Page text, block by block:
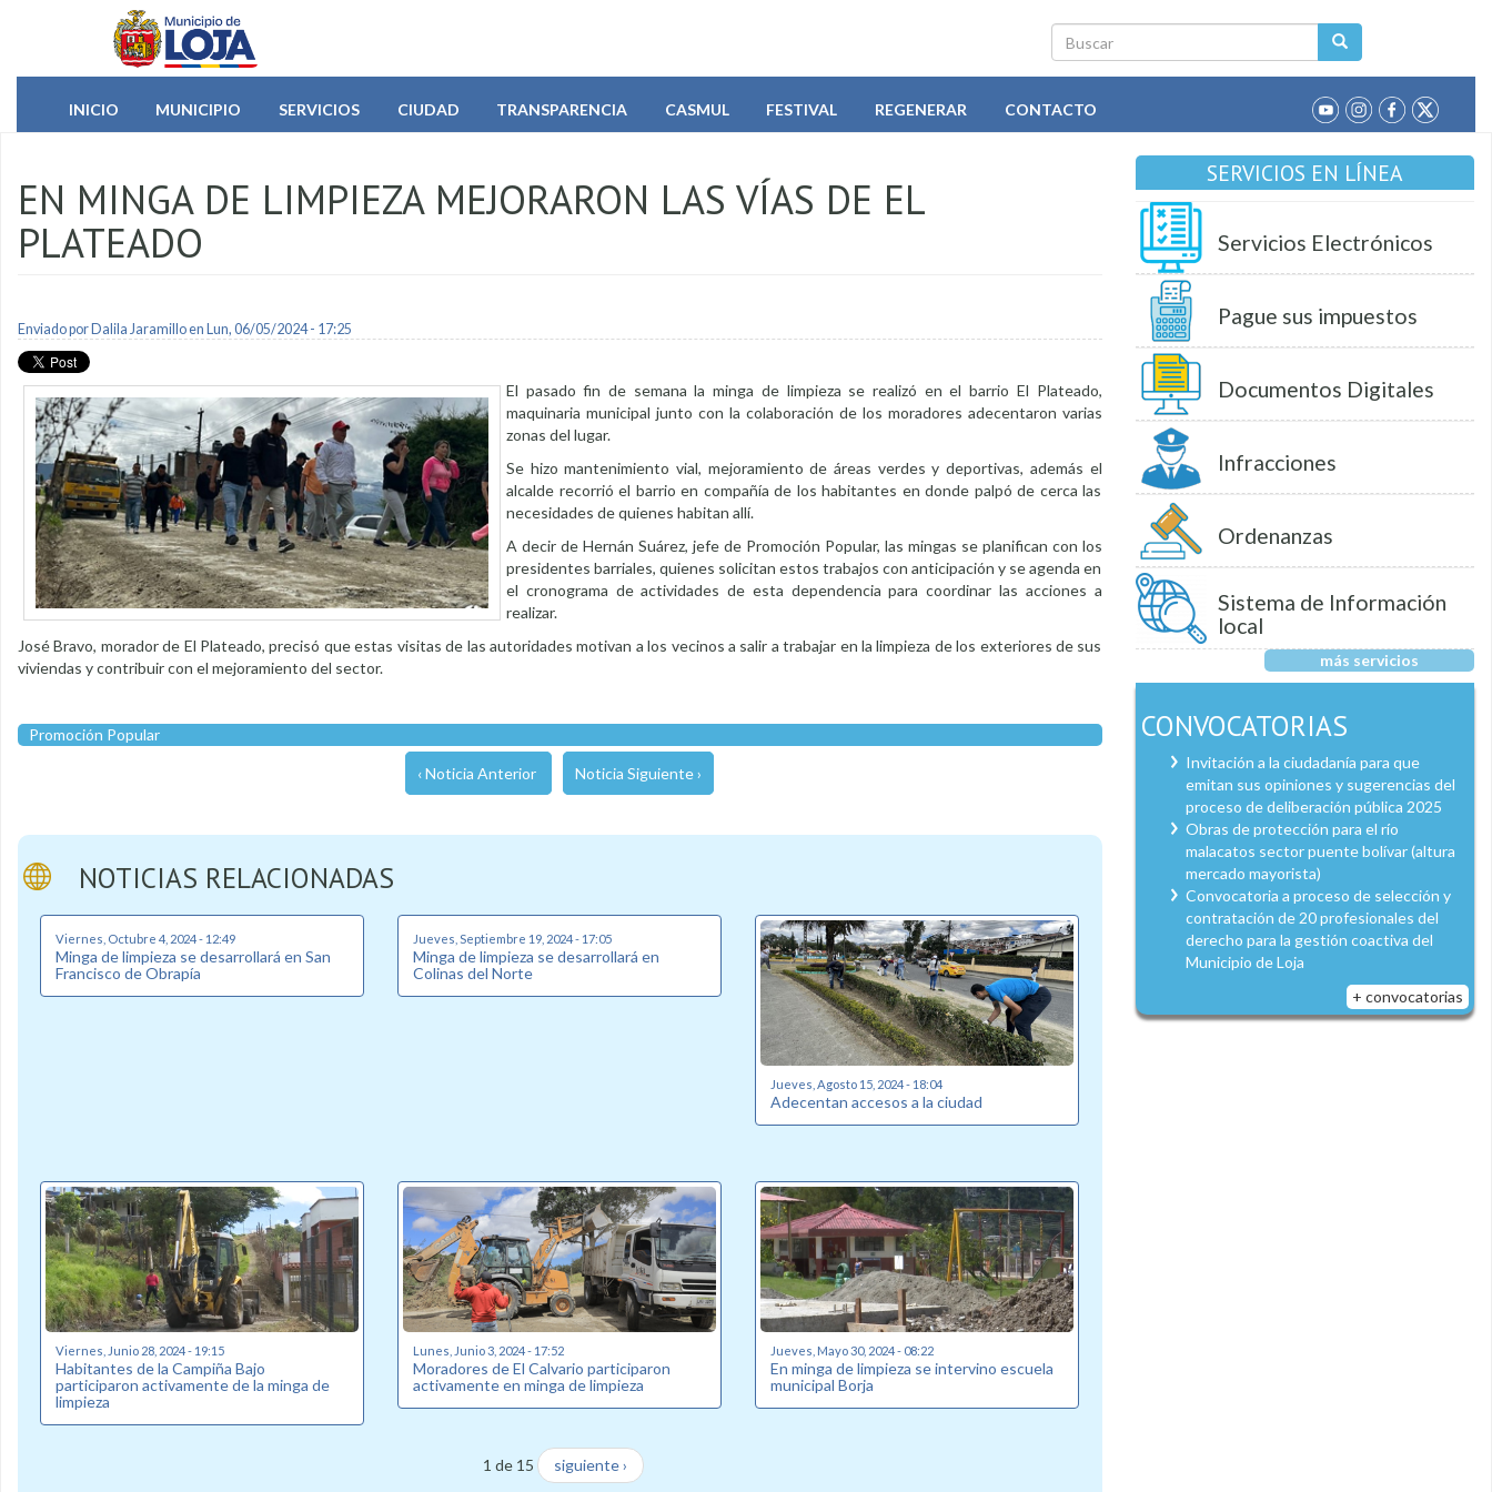
Pasar al contenido principal
Buscar
INICIO
MUNICIPIO SERVICIOS CIUDAD TRANSPARENCIA CASMUL FESTIVAL REGENERAR CONTACTO
EN MINGA DE LIMPIEZA MEJORARON LAS VÍAS DE EL
PLATEADO
Enviado por Dalila Jaramilloen Lun, 06/05/2024 - 17:25
El pasado fin de semana la minga de limpieza se realizó en el barrio El Plateado,
maquinaria municipal junto con la colaboración de los moradores adecentaron varias
zonas del lugar.
Se hizo mantenimiento vial, mejoramiento de áreas verdes y deportivas, además el
alcalde recorrió el barrio en compañía de los habitantes en donde palpó de cerca las
necesidades de quienes habitan allí.
A decir de Hernán Suárez, jefe de Promoción Popular, las mingas se planifican con los
presidentes barriales, quienes solicitan estos trabajos con anticipación y se agenda en
el cronograma de actividades de esta dependencia para coordinar las acciones a
realizar.
José Bravo, morador de El Plateado, precisó que estas visitas de las autoridades motivan a los vecinos a salir a trabajar en la limpieza de los exteriores de sus
viviendas y contribuir con el mejoramiento del sector.
Promoción Popular
‹ Noticia Anterior Noticia Siguiente ›
NOTICIAS RELACIONADAS
Viernes, Octubre 4, 2024 - 12:49
Minga de limpieza se desarrollará en San
Francisco de Obrapía
Jueves, Septiembre 19, 2024 - 17:05
Minga de limpieza se desarrollará en
Colinas del Norte
Jueves, Agosto 15, 2024 - 18:04
Adecentan accesos a la ciudad
Viernes, Junio 28, 2024 - 19:15
Habitantes de la Campiña Bajo
participaron activamente de la minga de
limpieza
Lunes, Junio 3, 2024 - 17:52
Moradores de El Calvario participaron
activamente en minga de limpieza
Jueves, Mayo 30, 2024 - 08:22
En minga de limpieza se intervino escuela
municipal Borja
1 de 15 siguiente ›
SERVICIOS EN LÍNEA
Servicios Electrónicos
Pague sus impuestos
Documentos Digitales
Infracciones
Ordenanzas
Sistema de Información
local
más servicios
CONVOCATORIAS
Invitación a la ciudadanía para que
emitan sus opiniones y sugerencias del
proceso de deliberación pública 2025
Obras de protección para el río
malacatos sector puente bolívar (altura
mercado mayorista)
Convocatoria a proceso de selección y
contratación de 20 profesionales del
derecho para la gestión coactiva del
Municipio de Loja
+ convocatorias